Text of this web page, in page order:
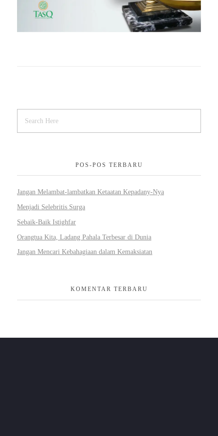
POS-POS TERBARU
Jangan Melambat-lambatkan Ketaatan Kepadany-Nya
Menjadi Selebritis Surga
Sebaik-Baik Istighfar
Orangtua Kita, Ladang Pahala Terbesar di Dunia
Jangan Mencari Kebahagiaan dalam Kemaksiatan
KOMENTAR TERBARU